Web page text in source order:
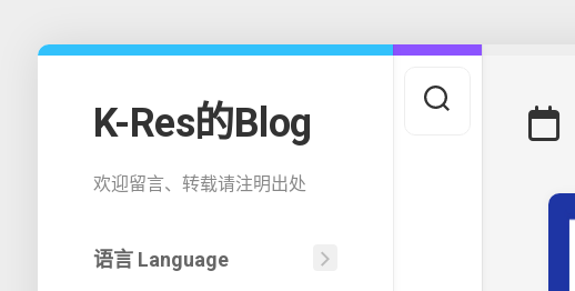
K-Res的Blog
欢迎留言、转载请注明出处
语言 Language